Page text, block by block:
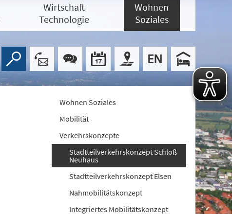
Wirtschaft
Technologie
Wohnen
Soziales
Wohnen Soziales
Mobilität
Verkehrskonzepte
Stadtteilverkehrskonzept Schloß
Neuhaus
Stadtteilverkehrskonzept Elsen
Nahmobilitätskonzept
Integriertes Mobilitätskonzept